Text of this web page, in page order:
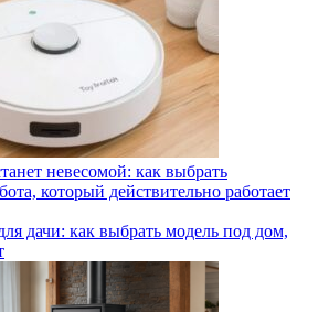
невесомой: как выбрать
который действительно работает
дачи: как выбрать модель под дом,